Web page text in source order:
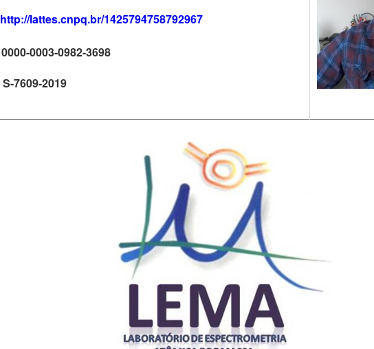
http://lattes.cnpq.br/1425794758792967
0000-0003-0982-3698
S-7609-2019